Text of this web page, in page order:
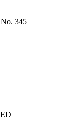
345